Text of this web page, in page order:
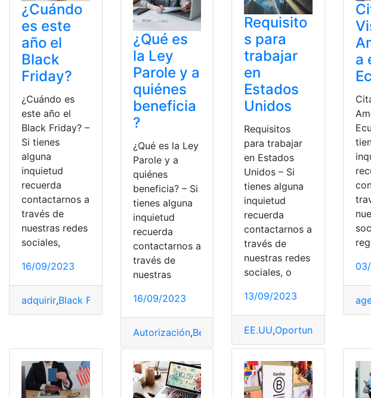
¿Cuándo
es este
año el
Black
Friday?
¿Cuándo es
este año el
Black Friday? –
Si tienes
alguna
inquietud
recuerda
contactarnos a
través de
nuestras redes
sociales,
16/09/2023
adquirir,Black Friday Descuentos,EE.UU
¿Qué es
la Ley
Parole y a
quiénes
beneficia
?
¿Qué es la Ley
Parole y a
quiénes
beneficia? – Si
tienes alguna
inquietud
recuerda
contactarnos a
través de
nuestras
16/09/2023
Autorización,Beneficios EE.UU,ley parole
Requisito
s para
trabajar
en
Estados
Unidos
Requisitos
para trabajar
en Estados
Unidos – Si
tienes alguna
inquietud
recuerda
contactarnos a
través de
nuestras redes
sociales, o
13/09/2023
EE.UU,Oportunidades
a